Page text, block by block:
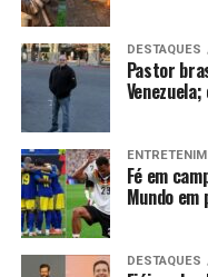
DESTAQUES
Pastor
Fé em
Mundo
DESTAQUES